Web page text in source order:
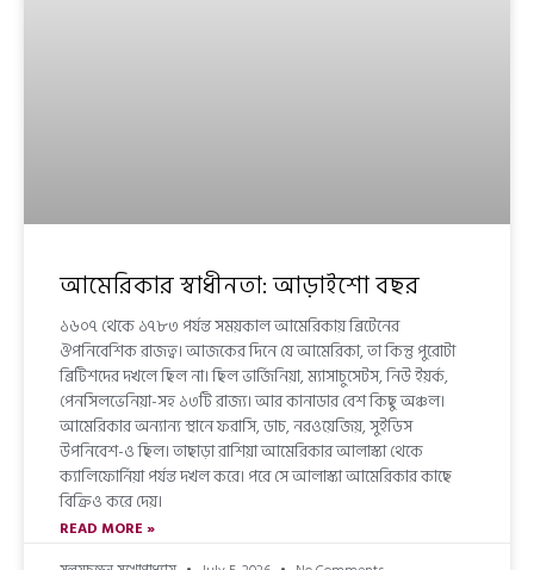
আমেরিকার স্বাধীনতা: আড়াইশো বছর
১৬০৭ থেকে ১৭৮৩ পর্যন্ত সময়কাল আমেরিকায় ব্রিটেনের
ঔপনিবেশিক রাজত্ব। আজকের দিনে যে আমেরিকা, তা কিন্তু পুরোটা
ব্রিটিশদের দখলে ছিল না। ছিল ভার্জিনিয়া, ম্যাসাচুসেটস, নিউ ইয়র্ক,
পেনসিলভেনিয়া-সহ ১৩টি রাজ্য। আর কানাডার বেশ কিছু অঞ্চল।
আমেরিকার অন্যান্য স্থানে ফরাসি, ডাচ, নরওয়েজিয়, সুইডিস
উপনিবেশ-ও ছিল। তাছাড়া রাশিয়া আমেরিকার আলাস্কা থেকে
ক্যালিফোর্নিয়া পর্যন্ত দখল করে। পরে সে আলাস্কা আমেরিকার কাছে
বিক্রিও করে দেয়।
READ MORE »